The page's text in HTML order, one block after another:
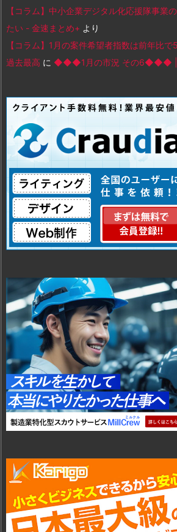
【コラム】中小企業デジタル化応援隊事業
たい - 金速まとめ+ より
【コラム】1月の案件希望者指数は前年比
過去最高 に ◆◆◆1月の市況 その6◆◆◆ |